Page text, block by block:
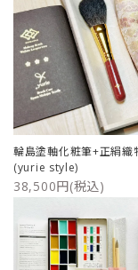
輪島塗軸化粧筆+正絹織
(yurie style)
38,500円(税込)